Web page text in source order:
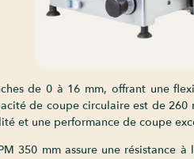
de 0 à 16 mm, offrant une
de coupe circulaire est de
et une performance de coupe
350 mm assure une